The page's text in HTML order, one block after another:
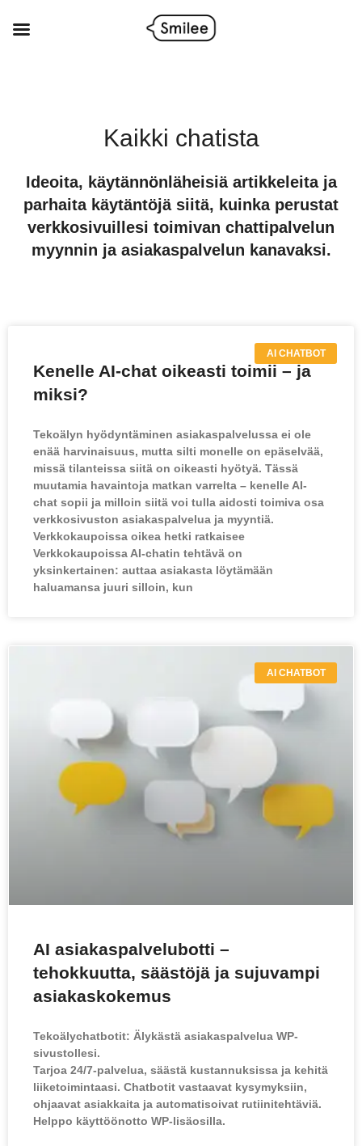
sisältöön
Kaikki chatista
Ideoita, käytännönläheisiä artikkeleita ja
parhaita käytäntöjä siitä, kuinka perustat
verkkosivuillesi toimivan chattipalvelun
myynnin ja asiakaspalvelun kanavaksi.
AI CHATBOT
Kenelle AI-chat oikeasti toimii – ja
miksi?
Tekoälyn hyödyntäminen asiakaspalvelussa ei ole
enää harvinaisuus, mutta silti monelle on epäselvää,
missä tilanteissa siitä on oikeasti hyötyä. Tässä
muutamia havaintoja matkan varrelta – kenelle AI-
chat sopii ja milloin siitä voi tulla aidosti toimiva osa
verkkosivuston asiakaspalvelua ja myyntiä.
Verkkokaupoissa oikea hetki ratkaisee
Verkkokaupoissa AI-chatin tehtävä on
yksinkertainen: auttaa asiakasta löytämään
haluamansa juuri silloin, kun
AI CHATBOT
AI asiakaspalvelubotti –
tehokkuutta, säästöjä ja sujuvampi
asiakaskokemus
Tekoälychatbotit: Älykästä asiakaspalvelua WP-
sivustollesi.
Tarjoa 24/7-palvelua, säästä kustannuksissa ja kehitä
liiketoimintaasi. Chatbotit vastaavat kysymyksiin,
ohjaavat asiakkaita ja automatisoivat rutiinitehtäviä.
Helppo käyttöönotto WP-lisäosilla.
g
g
g